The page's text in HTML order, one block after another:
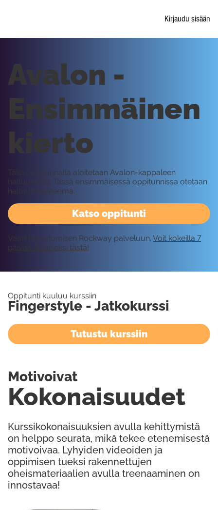
Kirjaudu sisään
Katso oppitunti
Avalon -
Ensimmäinen
kierto
Tällä oppitunnalla aloitetaan Avalon-kappaleen
haltuunotto. Tässä ensimmäisessä oppitunnissa otetaan
haltuun pääteema.
Vaatii kirjautumisen Rockway palveluun. Voit kokeilla 7
päivää ilmaiseksi tästä!
Oppitunti kuuluu kurssiin
Fingerstyle - Jatkokurssi
Tutustu kurssiin
Kurssikokonaisuuksien avulla kehittymistä
on helppo seurata, mikä tekee etenemisestä
motivoivaa. Lyhyiden videoiden ja
oppimisen tueksi rakennettujen
oheismateriaalien avulla treenaaminen on
innostavaa!
Kokonaisuudet
Motivoivat